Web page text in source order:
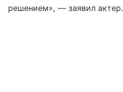
решением», — заявил актер.